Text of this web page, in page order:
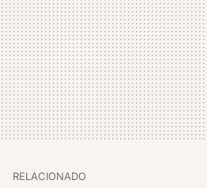
RELACIONADO